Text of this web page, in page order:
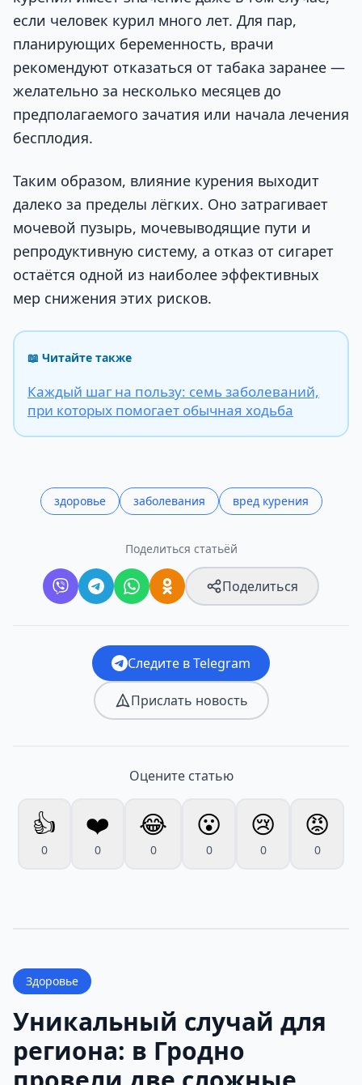
если человек курил много лет. Для пар,
планирующих беременность, врачи
рекомендуют отказаться от табака заранее —
желательно за несколько месяцев до
предполагаемого зачатия или начала лечения
бесплодия.
Таким образом, влияние курения выходит
далеко за пределы лёгких. Оно затрагивает
мочевой пузырь, мочевыводящие пути и
репродуктивную систему, а отказ от сигарет
остаётся одной из наиболее эффективных
мер снижения этих рисков.
📖 Читайте также
Каждый шаг на пользу: семь заболеваний,
при которых помогает обычная ходьба
здоровье заболевания вред курения
Поделиться статьёй
Поделиться
Следите в Telegram
Прислать новость
Оцените статью
👍
0
❤️
0
😂
0
😮
0
😢
0
😡
0
Здоровье
Уникальный случай для
региона: в Гродно